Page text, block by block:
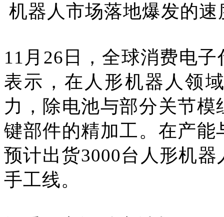
机器人市场落地爆发的
11月26日，全球消费电
表示，在人形机器人领
力，除电池与部分关节
键部件的精加工。在产
预计出货3000台人形机
手工线。